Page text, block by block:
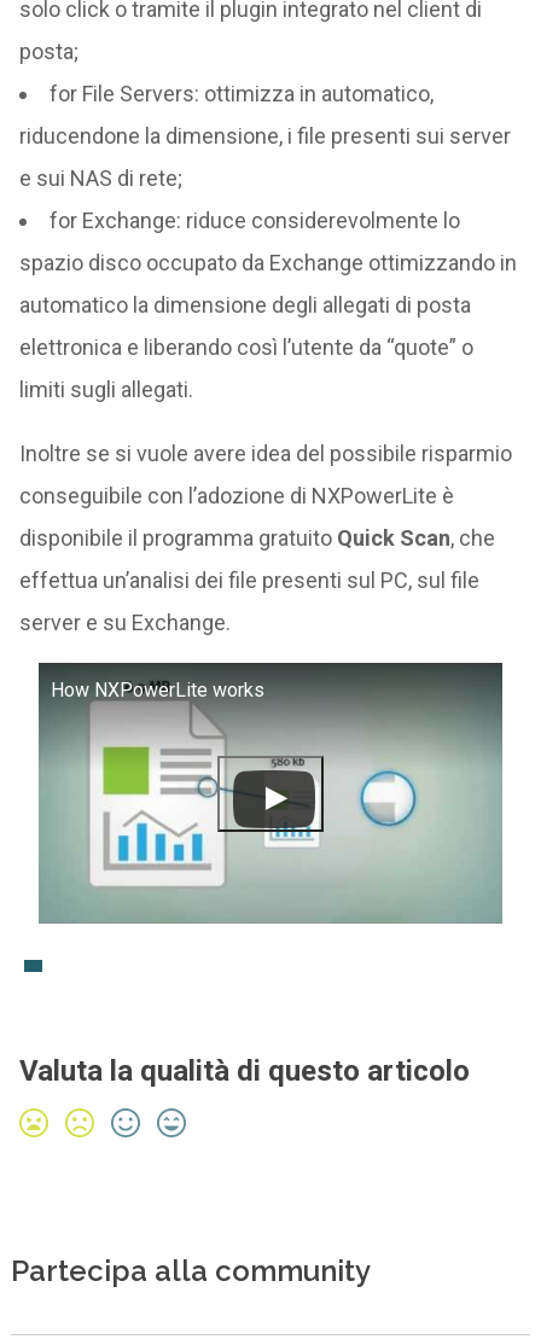
solo click o tramite il plugin integrato nel client di
posta;
for File Servers: ottimizza in automatico,
riducendone la dimensione, i file presenti sui server
e sui NAS di rete;
for Exchange: riduce considerevolmente lo
spazio disco occupato da Exchange ottimizzando in
automatico la dimensione degli allegati di posta
elettronica e liberando così l’utente da “quote” o
limiti sugli allegati.
Inoltre se si vuole avere idea del possibile risparmio
conseguibile con l’adozione di NXPowerLite è
disponibile il programma gratuito Quick Scan, che
effettua un’analisi dei file presenti sul PC, sul file
server e su Exchange.
How NXPowerLite works
Valuta la qualità di questo articolo
Partecipa alla community